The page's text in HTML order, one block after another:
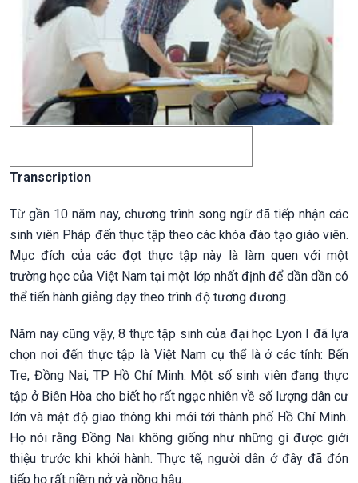
Transcription
Từ gần 10 năm nay, chương trình song ngữ đã tiếp nhận các
sinh viên Pháp đến thực tập theo các khóa đào tạo giáo viên.
Mục đích của các đợt thực tập này là làm quen với một
trường học của Việt Nam tại một lớp nhất định để dần dần có
thể tiến hành giảng dạy theo trình độ tương đương.
Năm nay cũng vậy, 8 thực tập sinh của đại học Lyon I đã lựa
chọn nơi đến thực tập là Việt Nam cụ thể là ở các tỉnh: Bến
Tre, Đồng Nai, TP Hồ Chí Minh. Một số sinh viên đang thực
tập ở Biên Hòa cho biết họ rất ngạc nhiên về số lượng dân cư
lớn và mật độ giao thông khi mới tới thành phố Hồ Chí Minh.
Họ nói rằng Đồng Nai không giống như những gì được giới
thiệu trước khi khởi hành. Thực tế, người dân ở đây đã đón
tiếp họ rất niềm nở và nồng hậu.